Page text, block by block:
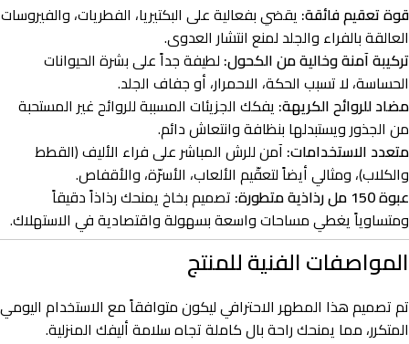
قوة تعقيم فائقة: يقضي بفعالية على البكتيريا، الفطريات، والفيروسات
العالقة بالفراء والجلد لمنع انتشار العدوى.
تركيبة آمنة وخالية من الكحول: لطيفة جداً على بشرة الحيوانات
الحساسة، لا تسبب الحكة، الاحمرار، أو جفاف الجلد.
مضاد للروائح الكريهة: يفكك الجزيئات المسببة للروائح غير المستحبة
من الجذور ويستبدلها بنظافة وانتعاش دائم.
متعدد الاستخدامات: آمن للرش المباشر على فراء الأليف (القطط
والكلاب)، ومثالي أيضاً لتعقّيم الألعاب، الأسرّة، والأقفاص.
عبوة 150 مل رذاذية متطورة:
تصميم بخاخ يمنحك رذاذاً دقيقاً
ومتساوياً يغطي مساحات واسعة بسهولة واقتصادية في الاستهلاك.
المواصفات الفنية للمنتج
تم تصميم هذا المطهر الاحترافي ليكون متوافقاً مع الاستخدام اليومي
المتكرر، مما يمنحك راحة بال كاملة تجاه سلامة أليفك المنزلية.